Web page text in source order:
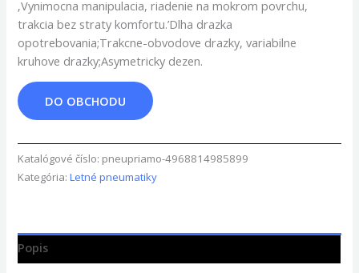
‚Vynimocna manipulacia, riadenie na mokrom povrchu,
trakcia bez straty komfortu.’Dlha drazka
opotrebovania;Trakcne-obvodove drazky, variabilne
kruhove drazky;Asymetricky dezen.
DO OBCHODU
Katalógové číslo: pneupriamo-4968814985899
Kategória:Letné pneumatiky
Popis